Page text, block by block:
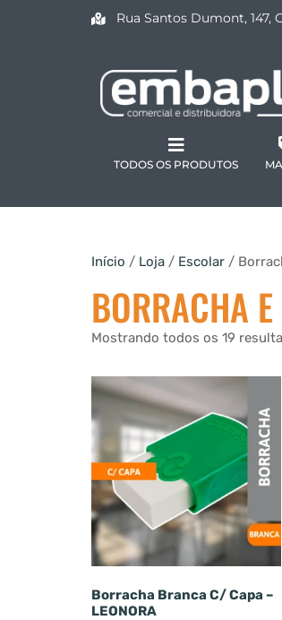
Rua Santos Dumont, 147,
TODOS OS PRODUTOS
Início / Loja / Escolar /
BORRACHA
Mostrando todos os 19
Borracha Branca C/ Capa –
LEONORA